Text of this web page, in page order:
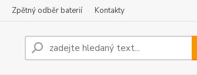
Zpětný odběr baterií Kontakty